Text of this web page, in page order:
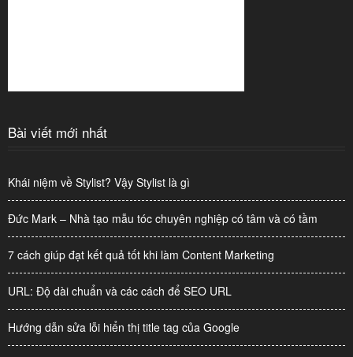
Bài viết mới nhất
Khái niệm về Stylist? Vậy Stylist là gì
Đức Mark – Nhà tạo mẫu tóc chuyên nghiệp có tâm và có tầm
7 cách giúp đạt kết quả tốt khi làm Content Marketing
URL: Độ dài chuẩn và các cách để SEO URL
Hướng dẫn sửa lỗi hiển thị title tag của Google